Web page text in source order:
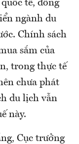
tế, đồng
ngành du
Chính sách
sắm của
trong thực tế
chưa phát
du lịch vẫn
này.
Cục trưởng